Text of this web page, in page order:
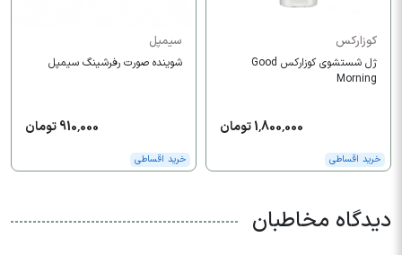
کوزارکس
ژل شستشوی کوزارکس Good
Morning
1,800,000 تومان
خرید اقساطی
سیمپل
شوینده صورت رفرشینگ سیمپل
910,000 تومان
خرید اقساطی
دیدگاه مخاطبان